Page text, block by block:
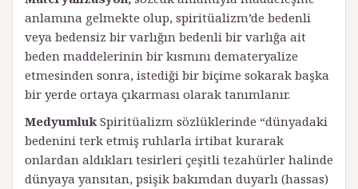
anlamına gelmekte olup, spiritüalizm’de bedenli
veya bedensiz bir varlığın bedenli bir varlığa ait
beden maddelerinin bir kısmını demateryalize
etmesinden sonra, istediği bir biçime sokarak başka
bir yerde ortaya çıkarması olarak tanımlanır.
Medyumluk Spiritüalizm sözlüklerinde “dünyadaki
bedenini terk etmiş ruhlarla irtibat kurarak
onlardan aldıkları tesirleri çeşitli tezahürler halinde
dünyaya yansıtan, psişik bakımdan duyarlı (hassas)